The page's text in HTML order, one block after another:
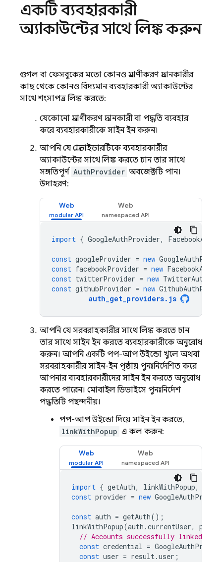
একটি ব্যবহারকারী
অ্যাকাউন্টের সাথে লিঙ্ক করুন
গুগল বা ফেসবুকের মতো কোনও প্রমাণীকরণ প্রদানকারীর
কাছ থেকে কোনও বিদ্যমান ব্যবহারকারী অ্যাকাউন্টের
সাথে শংসাপত্র লিঙ্ক করতে:
যেকোনো প্রমাণীকরণ প্রদানকারী বা পদ্ধতি ব্যবহার
করে ব্যবহারকারীকে সাইন ইন করুন।
আপনি যে প্রোভাইডারটিকে ব্যবহারকারীর
অ্যাকাউন্টের সাথে লিঙ্ক করতে চান তার সাথে
সঙ্গতিপূর্ণ AuthProvider অবজেক্টটি পান।
উদাহরণ:
Web Web
import { GoogleAuthProvider,
const googleProvider = new
const facebookProvider = new
const twitterProvider = new
const githubProvider = new
auth_get_providers. js
আপনি যে সরবরাহকারীর সাথে লিঙ্ক করতে চান
তার সাথে সাইন ইন করতে ব্যবহারকারীকে অনুরোধ
করুন। আপনি একটি পপ-আপ উইন্ডো খুলে অথবা
সরবরাহকারীর সাইন-ইন পৃষ্ঠায় পুনঃনির্দেশিত করে
আপনার ব্যবহারকারীদের সাইন ইন করতে অনুরোধ
করতে পারেন। মোবাইল ডিভাইসে পুনঃনির্দেশ
পদ্ধতিটি পছন্দনীয়।
পপ-আপ উইন্ডো দিয়ে সাইন ইন করতে,
linkWithPopup এ কল করুন:
Web Web
import { getAuth, linkWithPopup,
const provider = new
const auth = getAuth();
linkWithPopup(auth .currentUser,
// Accounts successfully linked.
const credential =
const user = result.user ;